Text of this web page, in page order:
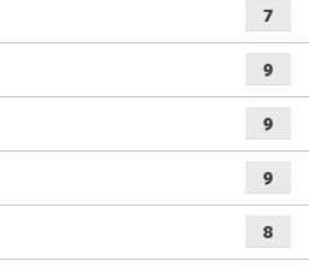
7
9
9
9
8